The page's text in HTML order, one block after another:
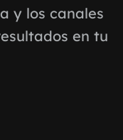
y los canales
en tu